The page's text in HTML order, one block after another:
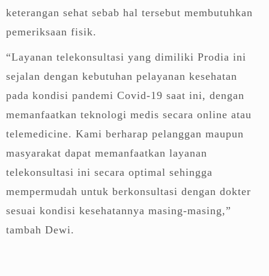
keterangan sehat sebab hal tersebut membutuhkan
pemeriksaan fisik.
“Layanan telekonsultasi yang dimiliki Prodia ini
sejalan dengan kebutuhan pelayanan kesehatan
pada kondisi pandemi Covid-19 saat ini, dengan
memanfaatkan teknologi medis secara online atau
telemedicine. Kami berharap pelanggan maupun
masyarakat dapat memanfaatkan layanan
telekonsultasi ini secara optimal sehingga
mempermudah untuk berkonsultasi dengan dokter
sesuai kondisi kesehatannya masing-masing,”
tambah Dewi.